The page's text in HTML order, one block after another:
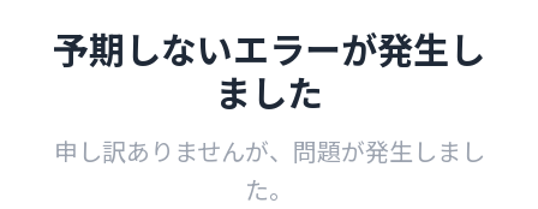
予期しないエラーが発生し
ました
申し訳ありませんが、問題が発生しまし
た。